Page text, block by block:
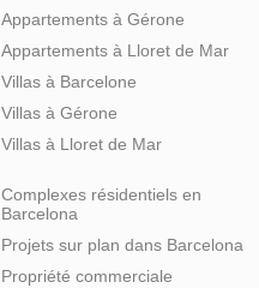
Appartements à Gérone
Appartements à Lloret de Mar
Villas à Barcelone
Villas à Gérone
Villas à Lloret de Mar
Complexes résidentiels en
Barcelona
Projets sur plan dans Barcelona
Propriété commerciale